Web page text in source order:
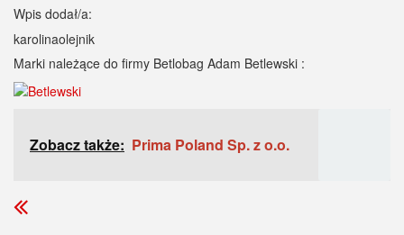
Wpis dodał/a:
karolinaolejnik
Marki należące do firmy Betlobag Adam Betlewski :
Zobacz także: Prima Poland Sp. z o.o.